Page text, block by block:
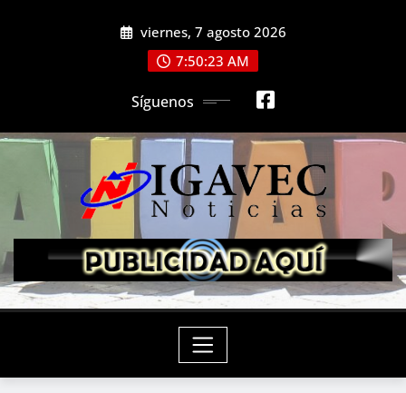
viernes, 7 agosto 2026
7:50:24 AM
Síguenos